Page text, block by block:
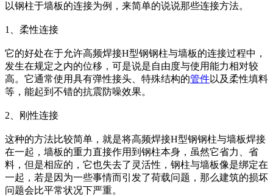
以钢柱于墙板的连接为例，来简单的说说那些连接方法。
1、柔性连接
它的好处在于允许高频焊接H型钢钢柱与墙板的连接过程中，
发生在规定之内的位移，可是说是自由度与使用能力相对较
高。它通常使用具有弹性接头、特殊结构的管件以及柔性填料
等，能起到不错的抗震防噪效果。
2、刚性连接
这种的方法比较简单，就是将高频焊接H型钢钢柱与墙板焊接
在一起，墙板的重力直接作用到钢柱本身，虽然它省力、省
料，但是相应的，它也失去了灵活性，钢柱与墙板像是绑定在
一起，若是因为一些事情而引发了荷载问题，那么建筑的损坏
问题会比平常状况下严重。